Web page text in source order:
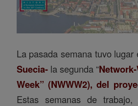
La pasada semana tuvo lugar
Suecia-la segunda “
Week” (NWWW2), del
Estas semanas de